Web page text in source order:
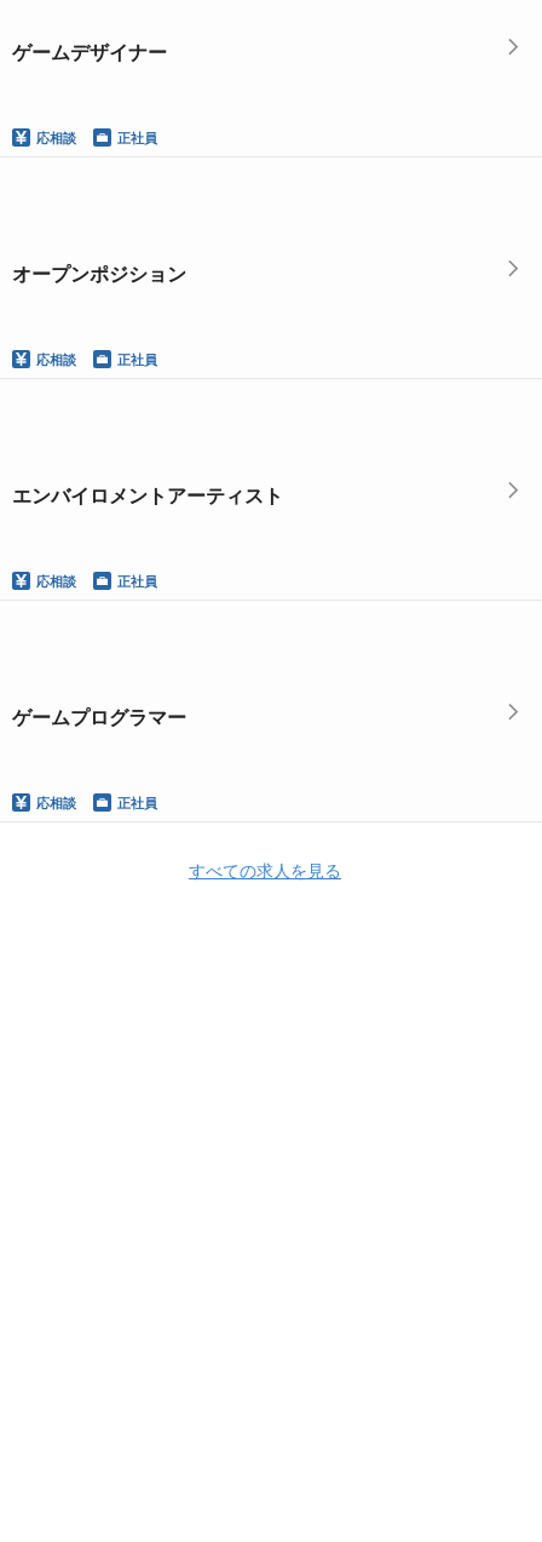
ゲームデザイナー
応相談 正社員
オープンポジション
応相談 正社員
エンバイロメントアーティスト
応相談 正社員
ゲームプログラマー
応相談 正社員
すべての求人を見る